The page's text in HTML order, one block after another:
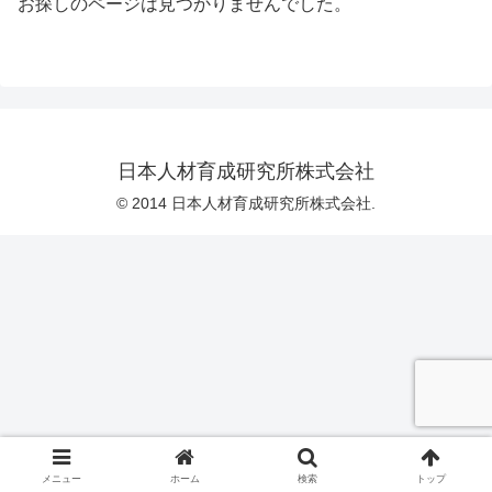
お探しのページは見つかりませんでした。
日本人材育成研究所株式会社
© 2014 日本人材育成研究所株式会社.
メニュー ホーム 検索 トップ